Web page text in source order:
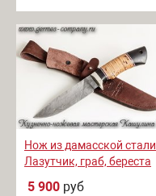
Нож из дамасской стали
Лазутчик, граб, береста
5 900 руб